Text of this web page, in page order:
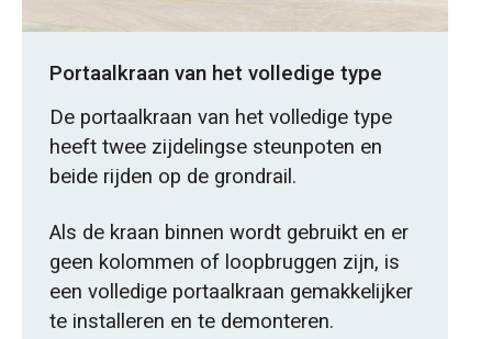
Portaalkraan van het volledige type
De portaalkraan van het volledige type
heeft twee zijdelingse steunpoten en
beide rijden op de grondrail.
Als de kraan binnen wordt gebruikt en er
geen kolommen of loopbruggen zijn, is
een volledige portaalkraan gemakkelijker
te installeren en te demonteren.